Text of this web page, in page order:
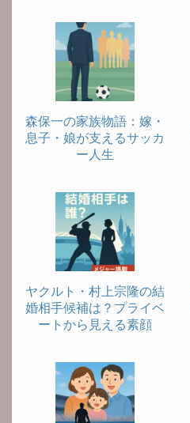
森保一の家族物語：嫁・
息子・娘が支えるサッカ
ー人生
ヤクルト・村上宗隆の結
婚相手候補は？プライベ
ートから見える素顔